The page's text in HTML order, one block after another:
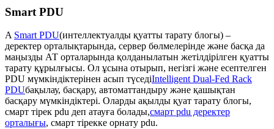
Smart PDU
A Smart PDU(интеллектуалды қуатты тарату блогы) –
деректер орталықтарында, сервер бөлмелерінде және басқа да
маңызды АТ орталарында қолданылатын жетілдірілген қуатты
тарату құрылғысы. Ол ұсына отырып, негізгі және есептелген
PDU мүмкіндіктерінен асып түседіIntelligent Dual-Fed Rack
PDUбақылау, басқару, автоматтандыру және қашықтан
басқару мүмкіндіктері. Оларды ақылды қуат тарату блогы,
смарт тірек pdu деп атауға болады,смарт pdu деректер
орталығы, смарт тірекке орнату pdu.